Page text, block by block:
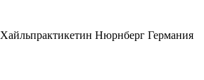
Хайльпрактикетин Нюрнберг Германия